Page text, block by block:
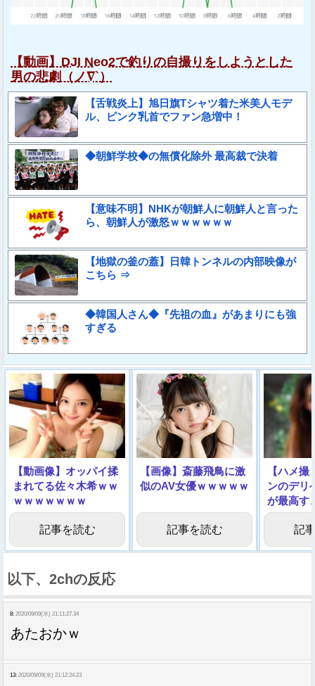
【動画】DJI Neo2で釣りの自撮りをしようとした
男の悲劇（ノ∇`）
【舌戦炎上】旭日旗Tシャツ着た米美人モデ
ル、ピンク乳首でファン急増中！
◆朝鮮学校◆の無償化除外 最高裁で決着
【意味不明】NHKが朝鮮人に朝鮮人と言った
ら、朝鮮人が激怒ｗｗｗｗｗｗ
【地獄の釜の蓋】日韓トンネルの内部映像が
こちら ⇒
◆韓国人さん◆『先祖の血』があまりにも強
すぎる
【動画像】オッパイ揉
まれてる佐々木希ｗｗ
ｗｗｗｗｗｗｗ
記事を読む
【画像】斎藤飛鳥に激
似のAV女優ｗｗｗｗｗ
記事を読む
【ハメ
ンのデリ
が最高す
てくｗｗ
記
以下、2chの反応
8: 2020/09/09(水) 21:11:27.34
あたおかｗ
13: 2020/09/09(水) 21:12:24.23